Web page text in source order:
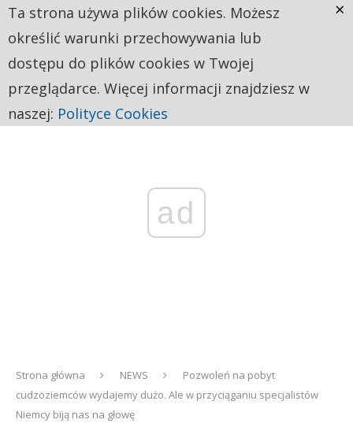
ad
Strona główna NEWS
Pozwoleń na pobyt
cudzoziemców wydajemy dużo. Ale w przyciąganiu specjalistów
Niemcy biją nas na głowę
Ta strona używa plików cookies. Możesz
określić warunki przechowywania lub
dostępu do plików cookies w Twojej
przeglądarce. Więcej informacji znajdziesz w
naszej: Polityce Cookies
×